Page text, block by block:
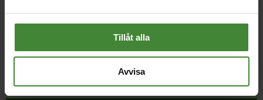
Tillåt alla
Avvisa
Publicerad 2026-06-10